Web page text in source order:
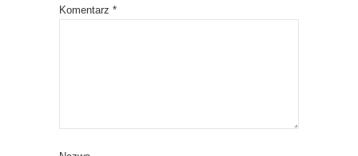
Komentarz *